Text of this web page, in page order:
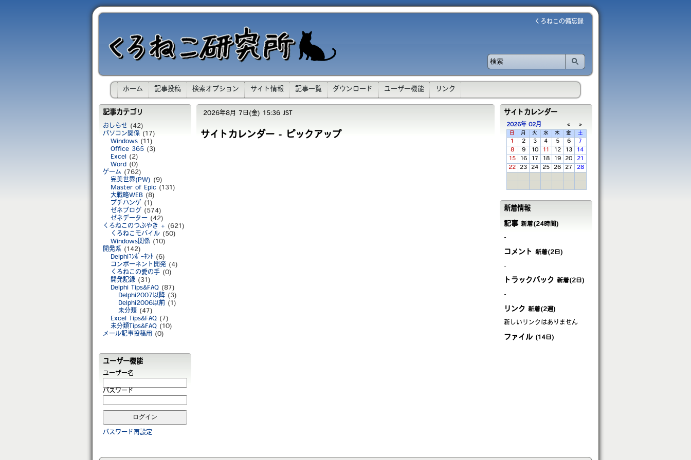
くろねこの備忘録
ホーム 記事投稿 検索オプション サイト情報 記事一覧 ダウンロード ユーザー機能 リンク
記事カテゴリ
おしらせ (42)
パソコン関係 (17)
Windows (11)
Office 365 (3)
Excel (2)
Word (0)
ゲーム (762)
完美世界(PW) (9)
Master of Epic (131)
大戦略WEB (8)
プチハンゲ (1)
ゼネブログ
(574)
ゼネデーター (42)
くろねこのつぶやき + (621)
くろねこモバイル (50)
Windows関係 (10)
開発系 (142)
Delphiｺﾝﾎﾟｰﾈﾝﾄ (6)
コンポーネント開発 (4)
くろねこの愛の手 (0)
開発記録 (31)
Delphi Tips&FAQ (87)
Delphi2007以降 (3)
Delphi2006以前 (1)
未分類 (47)
Excel Tips&FAQ (7)
未分類Tips&FAQ (10)
メール記事投稿用
(0)
ユーザー機能
ユーザー名
パスワード
パスワード再設定
2026年8月 7日(金) 15:36 JST
サイトカレンダー - ピックアップ
サイトカレンダー
2026年 02月 « »
日 月 火 水 木 金 土
1 2 3 4 5 6
7
8
9 10 11 12 13
14
15
16 17 18 19 20
21
22
23 24 25 26 27 28
新着情報
記事 新着(24時間)
-
コメント 新着(2日)
-
トラックバック 新着(2日)
-
リンク 新着(2週)
新しいリンクはありません
ファイル (14日)